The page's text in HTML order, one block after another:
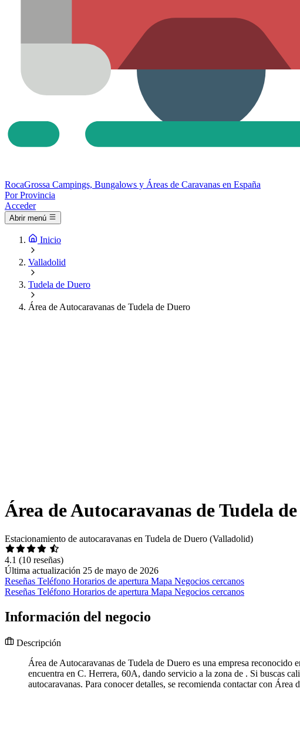
RocaGrossa Campings, Bungalows y Áreas de Caravanas en España
Por Provincia
Acceder
Abrir menú
Inicio
Valladolid
Tudela de Duero
Área de Autocaravanas de Tudela de Duero
Área de Autocaravanas de Tudela
Estacionamiento de autocaravanas en Tudela de Duero (Valladolid)
4.1 (10 reseñas)
Última actualización 25 de mayo de 2026
Reseñas Teléfono Horarios de apertura Mapa Negocios cercanos
Reseñas Teléfono Horarios de apertura Mapa Negocios cercanos
Información del negocio
Descripción
Área de Autocaravanas de Tudela de Duero es una empresa
encuentra en C. Herrera, 60A, dando servicio a la zona de . Si buscas
autocaravanas. Para conocer detalles, se recomienda contactar con Área